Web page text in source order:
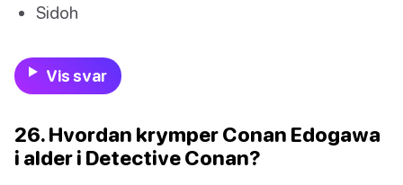
Sidoh
Vis svar
26. Hvordan krymper Conan Edogawa
i alder i Detective Conan?